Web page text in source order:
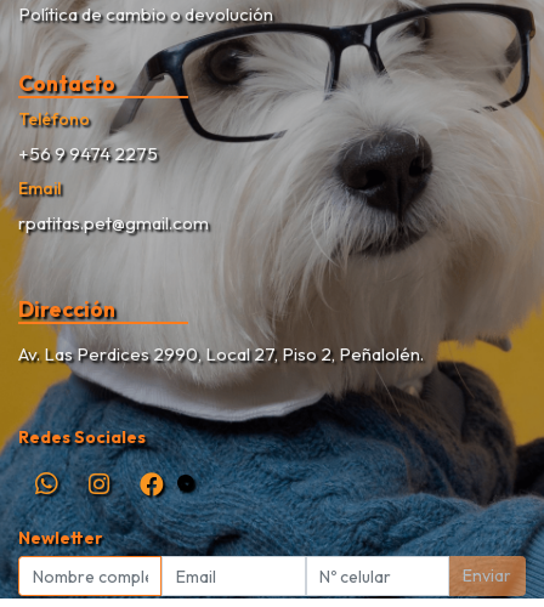
Política de cambio o devolución
Contacto
Teléfono
+56 9 9474 2275
Email
rpatitas.pet@gmail.com
Dirección
Av. Las Perdices 2990, Local 27, Piso 2, Peñalolén.
Redes Sociales
Newletter
Enviar